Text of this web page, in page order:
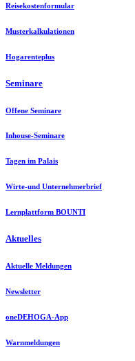
Reisekostenformular
Musterkalkulationen
Hogarenteplus
Seminare
Offene Seminare
Inhouse-Seminare
Tagen im Palais
Wirte-und Unternehmerbrief
Lernplattform BOUNTI
Aktuelles
Aktuelle Meldungen
Newsletter
oneDEHOGA-App
Warnmeldungen